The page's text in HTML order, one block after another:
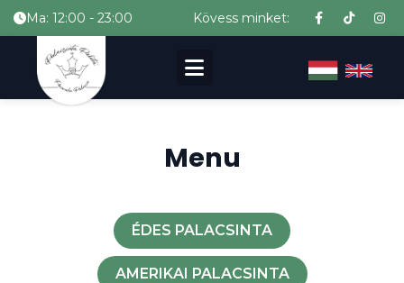
Ma: 12:00 - 23:00 Kövess minket:
Menu
ÉDES PALACSINTA
AMERIKAI PALACSINTA